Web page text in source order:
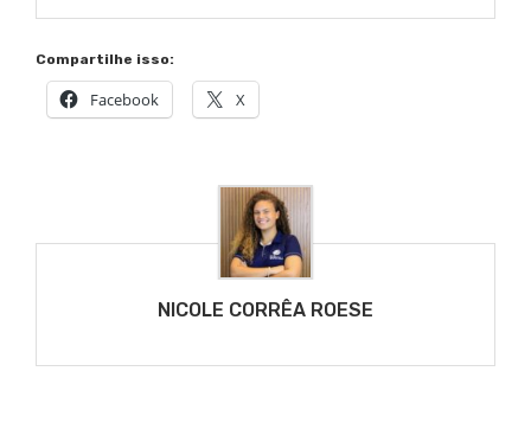
Compartilhe isso:
Facebook X
NICOLE CORRÊA ROESE